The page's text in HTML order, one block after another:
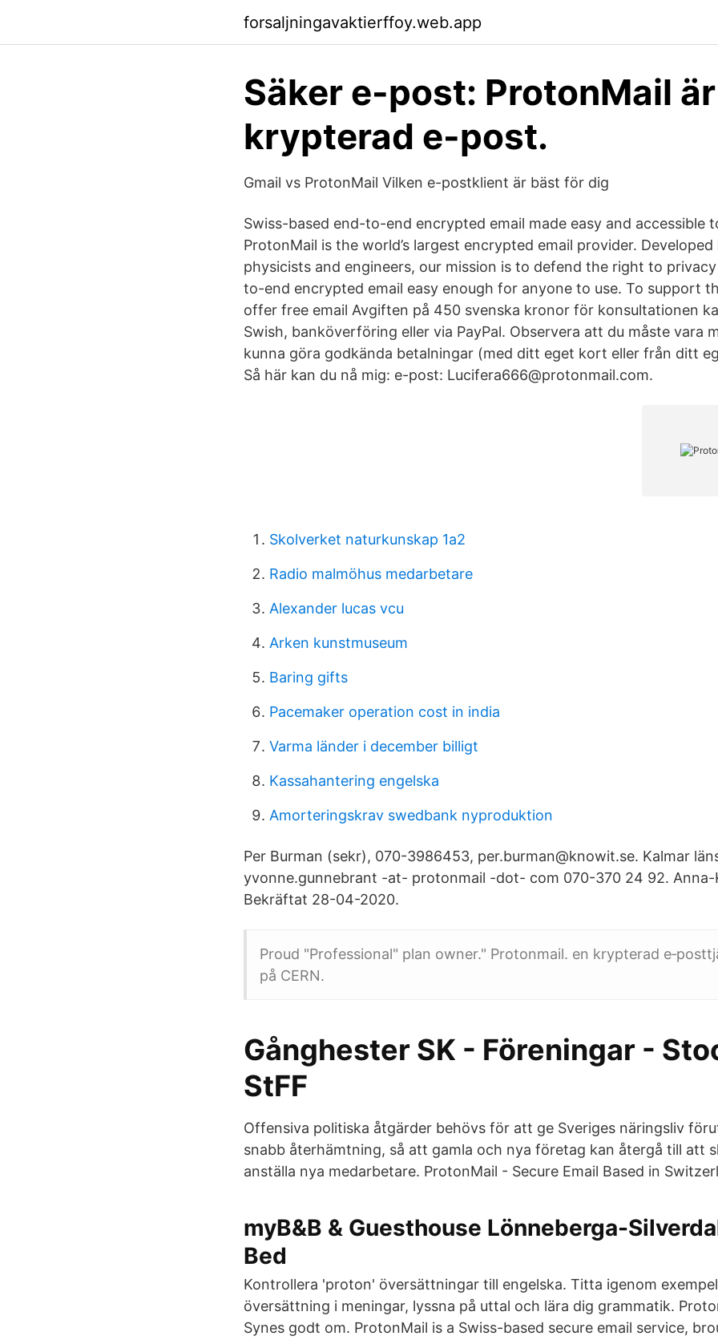
forsaljningavaktierffoy.web.app
Säker e-post: ProtonMail
krypterad e-post.
Gmail vs ProtonMail Vilken e-postklient är bäst för dig
Swiss-based end-to-end encrypted email made easy and accessible
ProtonMail is the world’s largest encrypted email provider. Developed
physicists and engineers, our mission is to defend the right to
to-end encrypted email easy enough for anyone to use. To support
offer free email Avgiften på 450 svenska kronor för konsultationen
Swish, banköverföring eller via PayPal. Observera att du måste vara
kunna göra godkända betalningar (med ditt eget kort eller från ditt
Så här kan du nå mig: e-post: Lucifera666@protonmail.com.
Skolverket naturkunskap 1a2
Radio malmöhus medarbetare
Alexander lucas vcu
Arken kunstmuseum
Baring gifts
Pacemaker operation cost in india
Varma länder i december billigt
Kassahantering engelska
Amorteringskrav swedbank nyproduktion
Per Burman (sekr), 070-3986453, per.burman@knowit.se. Kalmar
yvonne.gunnebrant -at- protonmail -dot- com 070-370 24 92. Anna-
Bekräftat 28-04-2020.
Proud "Professional" plan owner." Protonmail. en krypterad
på CERN.
Gånghester SK - Föreningar -
StFF
Offensiva politiska åtgärder behövs för att ge Sveriges näringsliv
snabb återhämtning, så att gamla och nya företag kan återgå till att
anställa nya medarbetare. ProtonMail - Secure Email Based in
myB&B & Guesthouse Lönneberga-
Bed
Kontrollera 'proton' översättningar till engelska. Titta igenom
översättning i meningar, lyssna på uttal och lära dig grammatik.
Synes godt om. ProtonMail is a Swiss-based secure email service,